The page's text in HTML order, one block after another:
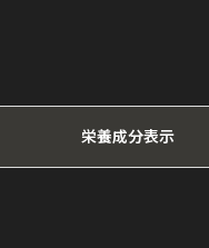
栄養成分表示